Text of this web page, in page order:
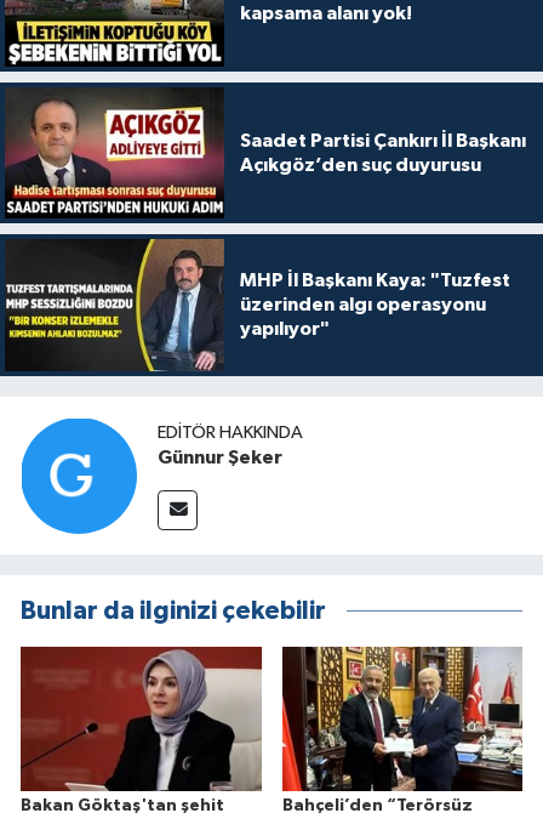
kapsama alanı yok!
Saadet Partisi Çankırı İl Başkanı
Açıkgöz’den suç duyurusu
MHP İl Başkanı Kaya: "Tuzfest
üzerinden algı operasyonu
yapılıyor"
EDITÖR HAKKINDA
Günnur Şeker
Bunlar da ilginizi çekebilir
Bakan Göktaş'tan şehit Bahçeli’den “Terörsüz